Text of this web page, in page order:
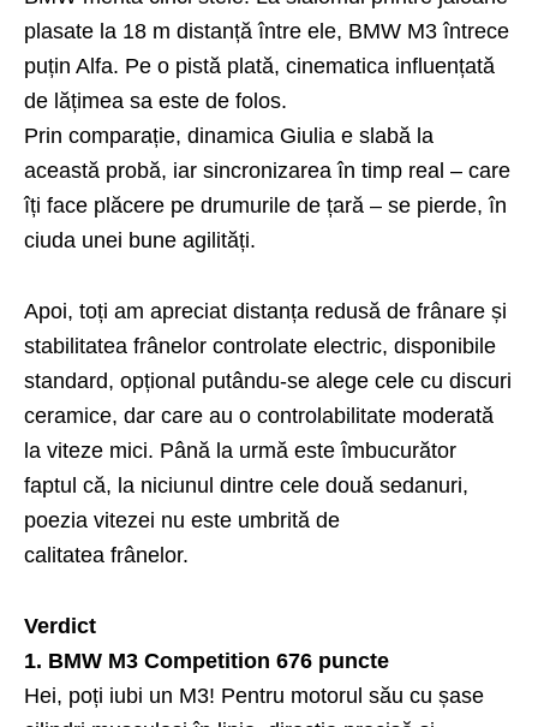
plasate la 18 m distanță între ele, BMW M3 întrece
puțin Alfa. Pe o pistă plată, cinematica influențată
de lățimea sa este de folos.
Prin comparație, dinamica Giulia e slabă la
această probă, iar sincronizarea în timp real – care
îți face plăcere pe drumurile de țară – se pierde, în
ciuda unei bune agilități.
Apoi, toți am apreciat distanța redusă de frânare și
stabilitatea frânelor controlate electric, disponibile
standard, opțional putându-se alege cele cu discuri
ceramice, dar care au o controlabilitate moderată
la viteze mici. Până la urmă este îmbucurător
faptul că, la niciunul dintre cele două sedanuri,
poezia vitezei nu este umbrită de
calitatea frânelor.
Verdict
1. BMW M3 Competition 676 puncte
Hei, poți iubi un M3! Pentru motorul său cu șase